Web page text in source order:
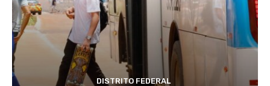
DISTRITO FEDERAL